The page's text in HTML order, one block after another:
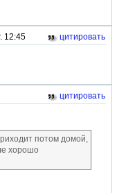
12:45
цитировать
цитировать
потом домой,
хорошо